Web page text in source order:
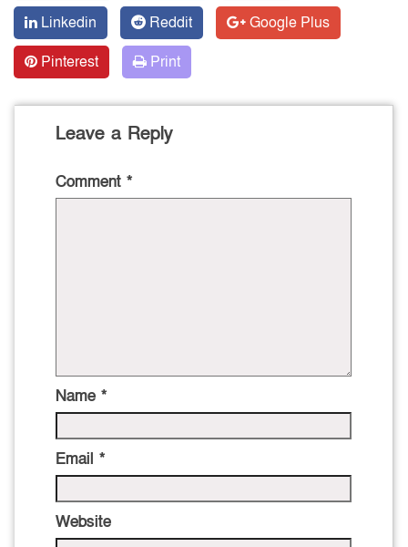
Linkedin
Reddit
Google Plus
Pinterest
Print
Leave a Reply
Comment *
Name *
Email *
Website